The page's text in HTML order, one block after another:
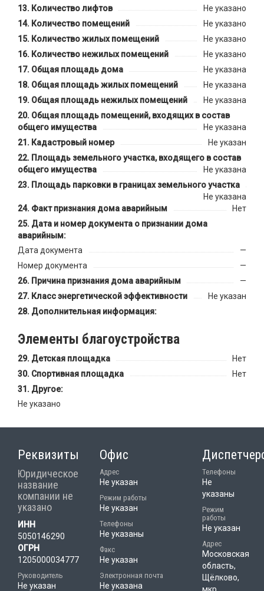
Количество лифтов
Не указано
Количество помещений
Не указано
Количество жилых помещений
Не указано
Количество нежилых помещений
Не указано
Общая площадь дома
Не указана
Общая площадь жилых помещений
Не указана
Общая площадь нежилых помещений
Не указана
Общая площадь помещений, входящих в состав
общего имущества
Не указана
Кадастровый номер
Не указан
Площадь земельного участка, входящего в состав
общего имущества
Не указана
Площадь парковки в границах земельного участка
Не указана
Факт признания дома аварийным
Нет
Дата и номер документа о признании дома
аварийным:
Дата документа
—
Номер документа
—
Причина признания дома аварийным
—
Класс энергетической эффективности
Не указан
Дополнительная информация:
Элементы благоустройства
Детская площадка
Нет
Спортивная площадка
Нет
Другое:
Не указано
Реквизиты
Юридическое
название
компании не
указано
ИНН
5050146290
ОГРН
1205000034777
Руководитель
Не указан
Офис
Адрес
Не указан
Режим работы
Не указан
Телефоны
Не указаны
Факс
Не указан
Электронная почта
Не указана
Телефоны
Не
указаны
Режим
работы
Не указан
Адрес
Московская
область,
Щёлково,